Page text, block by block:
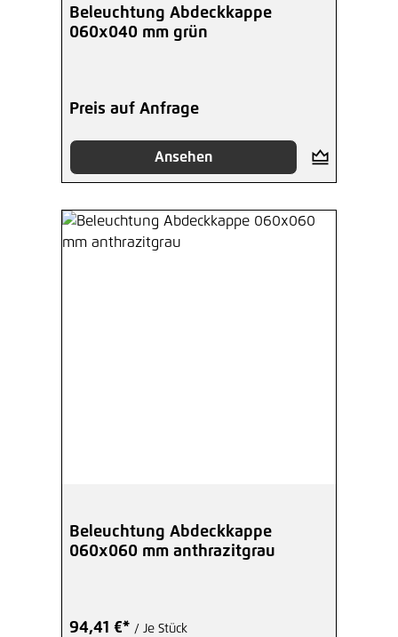
Beleuchtung Abdeckkappe
060x040 mm grün
Preis auf Anfrage
Ansehen
Beleuchtung Abdeckkappe
060x060 mm anthrazitgrau
94,41 €* / Je Stück